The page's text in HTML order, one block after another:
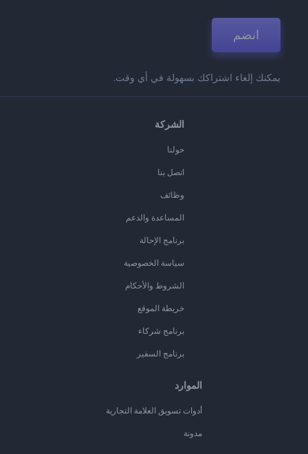
انضم
يمكنك إلغاء اشتراكك بسهولة في أي وقت.
الشركة
حولنا
اتصل بنا
وظائف
المساعدة والدعم
برنامج الإحالة
سياسة الخصوصية
الشروط والأحكام
خريطة الموقع
برنامج شركاء
برنامج السفير
الموارد
أدوات تسويق العلامة التجارية
مدونة